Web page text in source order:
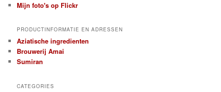
Mijn foto's op Flickr
PRODUCTINFORMATIE EN ADRESSEN
Aziatische ingredienten
Brouwerij Amai
Sumiran
CATEGORIES